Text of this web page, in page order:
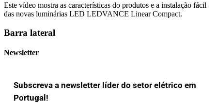
Este vídeo mostra as características do produtos e a instalação fácil
das novas luminárias LED LEDVANCE Linear Compact.
Barra lateral
Newsletter
Subscreva a newsletter líder do setor elétrico em
Portugal!